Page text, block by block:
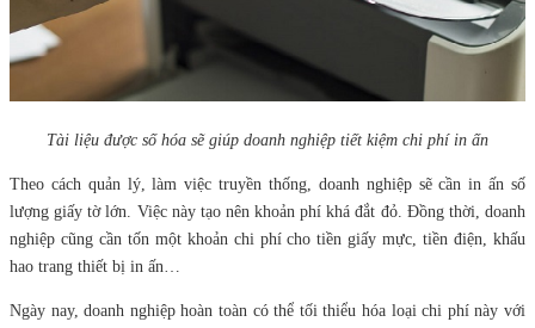
Tài liệu được số hóa sẽ giúp doanh nghiệp tiết kiệm chi phí in ấn
Theo cách quản lý, làm việc truyền thống, doanh nghiệp sẽ cần in ấn số
lượng giấy tờ lớn. Việc này tạo nên khoản phí khá đắt đỏ. Đồng thời, doanh
nghiệp cũng cần tốn một khoản chi phí cho tiền giấy mực, tiền điện, khấu
hao trang thiết bị in ấn…
Ngày nay, doanh nghiệp hoàn toàn có thể tối thiểu hóa loại chi phí này với